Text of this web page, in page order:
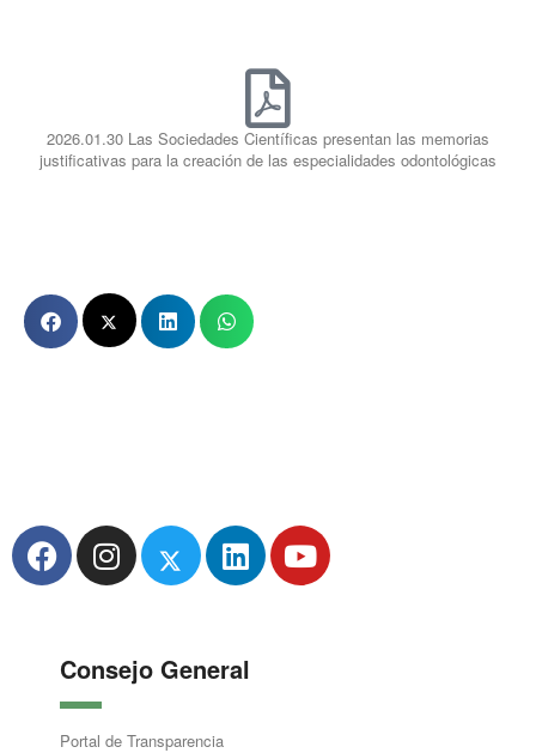
2026.01.30 Las Sociedades Científicas presentan las memorias
justificativas para la creación de las especialidades odontológicas
Consejo General
Portal de Transparencia